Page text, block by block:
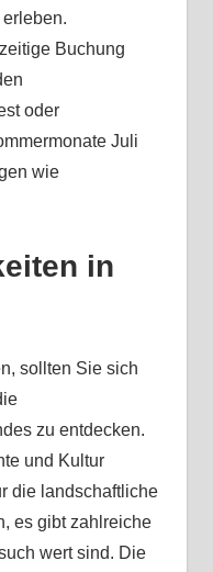
Buchung
oder
Juli
wie
in
sollten Sie sich
zu entdecken.
und Kultur
die landschaftliche
es gibt zahlreiche
wert sind. Die